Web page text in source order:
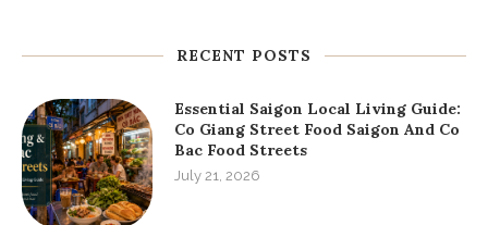
RECENT POSTS
Essential Saigon Local Living Guide:
Co Giang Street Food Saigon And Co
Bac Food Streets
July 21, 2026